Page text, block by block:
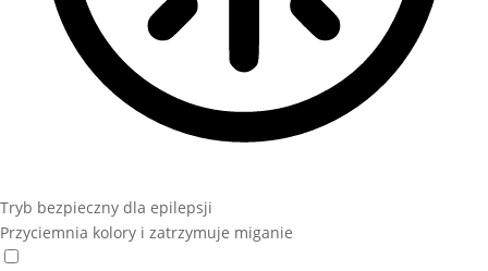
Tryb bezpieczny dla epilepsji
Przyciemnia kolory i zatrzymuje miganie